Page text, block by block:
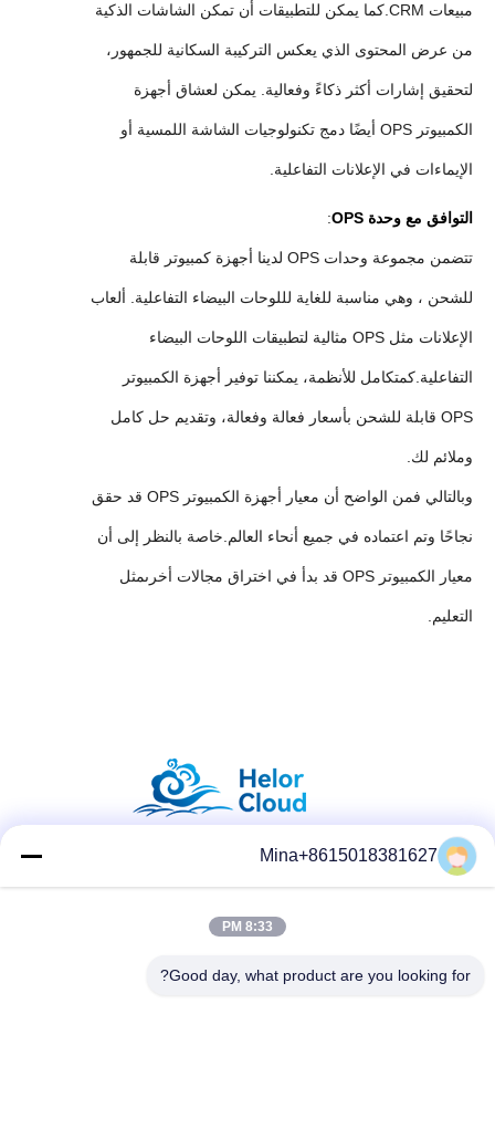
مبيعات CRM.كما يمكن للتطبيقات أن تمكن الشاشات الذكية
من عرض المحتوى الذي يعكس التركيبة السكانية للجمهور،
لتحقيق إشارات أكثر ذكاءً وفعالية. يمكن لعشاق أجهزة
الكمبيوتر OPS أيضًا دمج تكنولوجيات الشاشة اللمسية أو
الإيماءات في الإعلانات التفاعلية.
التوافق مع وحدة OPS :
تتضمن مجموعة وحدات OPS لدينا أجهزة كمبيوتر قابلة
للشحن ، وهي مناسبة للغاية لللوحات البيضاء التفاعلية. ألعاب
الإعلانات مثل OPS مثالية لتطبيقات اللوحات البيضاء
التفاعلية.كمتكامل للأنظمة، يمكننا توفير أجهزة الكمبيوتر
OPS قابلة للشحن بأسعار فعالة وفعالة، وتقديم حل كامل
وملائم لك.
وبالتالي فمن الواضح أن معيار أجهزة الكمبيوتر OPS قد حقق
نجاحًا وتم اعتماده في جميع أنحاء العالم.خاصة بالنظر إلى أن
معيار الكمبيوتر OPS قد بدأ في اختراق مجالات أخرىمثل
التعليم.
الاتصال السريع
Mina+8615018381627
8:33 PM
Good day, what product are you looking for?